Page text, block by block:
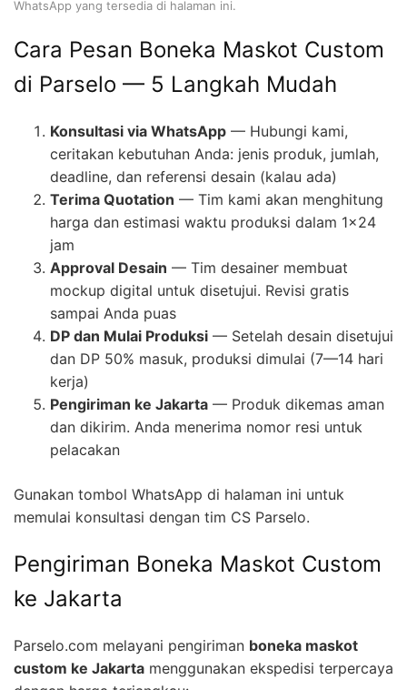
WhatsApp yang tersedia di halaman ini.
Cara Pesan Boneka Maskot Custom
di Parselo — 5 Langkah Mudah
Konsultasi via WhatsApp — Hubungi kami,
ceritakan kebutuhan Anda: jenis produk, jumlah,
deadline, dan referensi desain (kalau ada)
Terima Quotation — Tim kami akan menghitung
harga dan estimasi waktu produksi dalam 1×24
jam
Approval Desain — Tim desainer membuat
mockup digital untuk disetujui. Revisi gratis
sampai Anda puas
DP dan Mulai Produksi — Setelah desain disetujui
dan DP 50% masuk, produksi dimulai (7—14 hari
kerja)
Pengiriman ke Jakarta — Produk dikemas aman
dan dikirim. Anda menerima nomor resi untuk
pelacakan
Gunakan tombol WhatsApp di halaman ini untuk
memulai konsultasi dengan tim CS Parselo.
Pengiriman Boneka Maskot Custom
ke Jakarta
Parselo.com melayani pengiriman boneka maskot
custom ke Jakarta menggunakan ekspedisi terpercaya